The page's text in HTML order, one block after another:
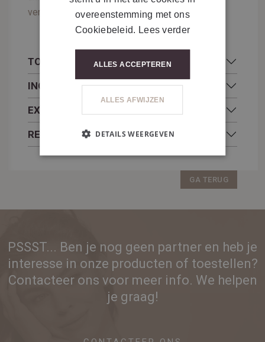
vernieuwt en revitaliseert.
TOEPASSING
INGREDIËNTEN
EXTRA INFORMATIE
RESULTATEN
GA TERUG
PSSST... Ben je nog geen partner en heb je
interesse in onze producten of toestellen?
Contacteer ons voor meer info. We helpen
je graag!
overeenstemming met ons
Cookiebeleid.
Lees verder
ALLES ACCEPTEREN
ALLES AFWIJZEN
DETAILS WEERGEVEN